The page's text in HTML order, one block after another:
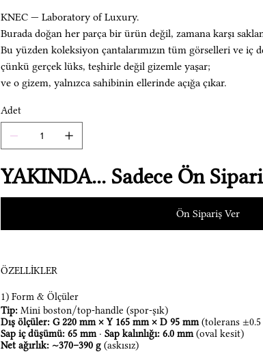
KNEC — Laboratory of Luxury.
Burada doğan her parça bir ürün değil, zamana karşı
Bu yüzden koleksiyon çantalarımızın tüm görselleri ve iç
çünkü gerçek lüks, teşhirle değil gizemle yaşar;
ve o gizem, yalnızca sahibinin ellerinde açığa çıkar.
Adet
YAKINDA... Sadece Ön
Ön Sipariş Ver
ÖZELLİKLER
1) Form & Ölçüler
Tip: Mini boston/top-handle (spor-şık)
Dış ölçüler: G 220 mm × Y 165 mm × D 95 mm(tolerans ±0.5
Sap iç düşümü: 65 mm· Sap kalınlığı: 6.0 mm(oval kesit)
Net ağırlık: ~370–390 g (askısız)